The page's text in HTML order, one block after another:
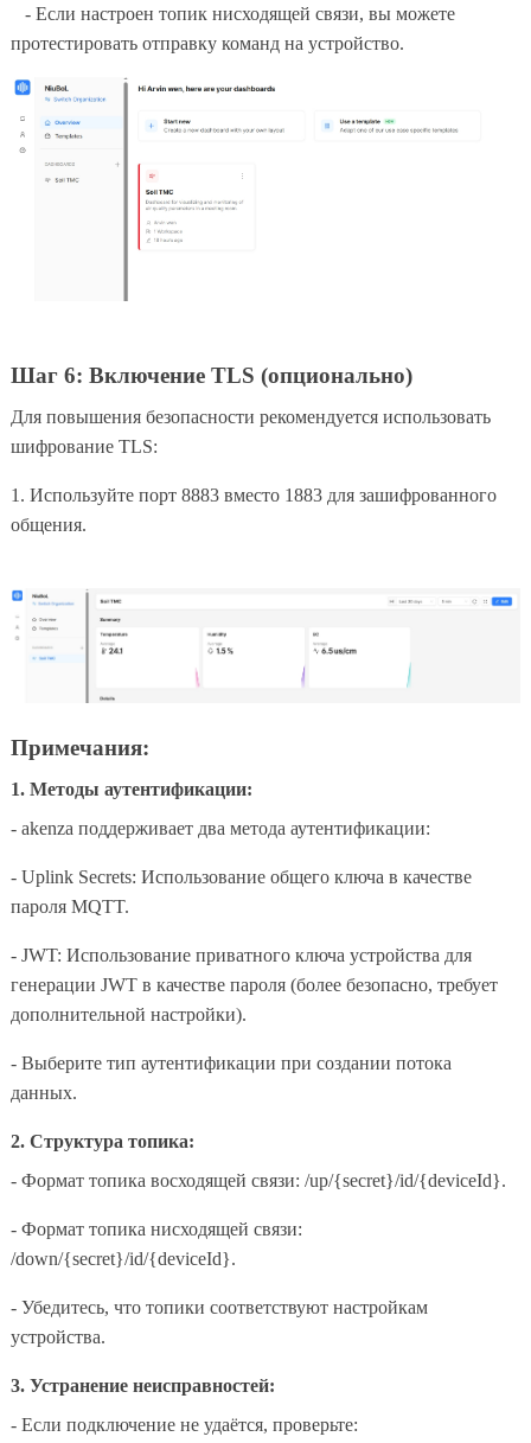
- Если настроен топик нисходящей связи, вы можете
протестировать отправку команд на устройство.
Шаг 6: Включение TLS (опционально)
Для повышения безопасности рекомендуется использовать
шифрование TLS:
1. Используйте порт 8883 вместо 1883 для зашифрованного
общения.
Примечания:
1. Методы аутентификации:
- akenza поддерживает два метода аутентификации:
- Uplink Secrets: Использование общего ключа в качестве
пароля MQTT.
- JWT: Использование приватного ключа устройства для
генерации JWT в качестве пароля (более безопасно, требует
дополнительной настройки).
- Выберите тип аутентификации при создании потока
данных.
2. Структура топика:
- Формат топика восходящей связи: /up/{secret}/id/{deviceId}.
- Формат топика нисходящей связи:
/down/{secret}/id/{deviceId}.
- Убедитесь, что топики соответствуют настройкам
устройства.
3. Устранение неисправностей:
- Если подключение не удаётся, проверьте: